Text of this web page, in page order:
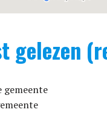
gelezen